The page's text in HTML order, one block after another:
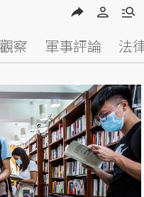
察 軍事評論 法